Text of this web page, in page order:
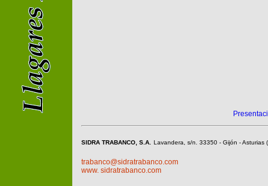
SIDRA TRABANCO, S.A. Lavandera, s/n. 33350 - Gijón -
trabanco@sidratrabanco.com
www. sidratrabanco.com